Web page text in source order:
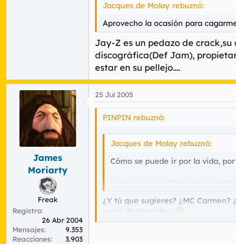
Jacques de Molay rebuznó:
Aprovecho la ocasión para
Jay-Z es un pedazo de
discográfica(Def Jam),
estar en su pellejo....
James
Moriarty
Freak
Registro
26 Abr 2004
Mensajes
9.353
Reacciones
3.903
25 Jul 2005
PINPIN rebuznó:
Jacques de Molay rebuznó:
Cómo se puede ir por la vida,
Eso sí, me la follaba,
¿Y tú que sugieres? ¿MC
quizá de Marsella...
Por otro lado, tengo entendido